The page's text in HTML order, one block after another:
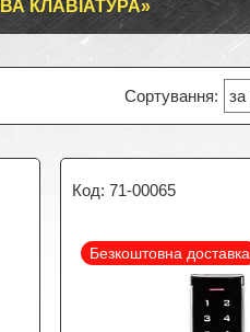
КЛАВІАТУРА»
71-00065
Безкоштовна доставка